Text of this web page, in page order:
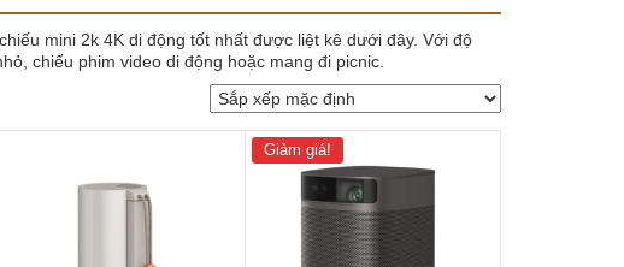
mini 2k 4K di động tốt nhất được liệt kê dưới đây. Với độ
chiếu phim video di động hoặc mang đi picnic.
Giảm giá!